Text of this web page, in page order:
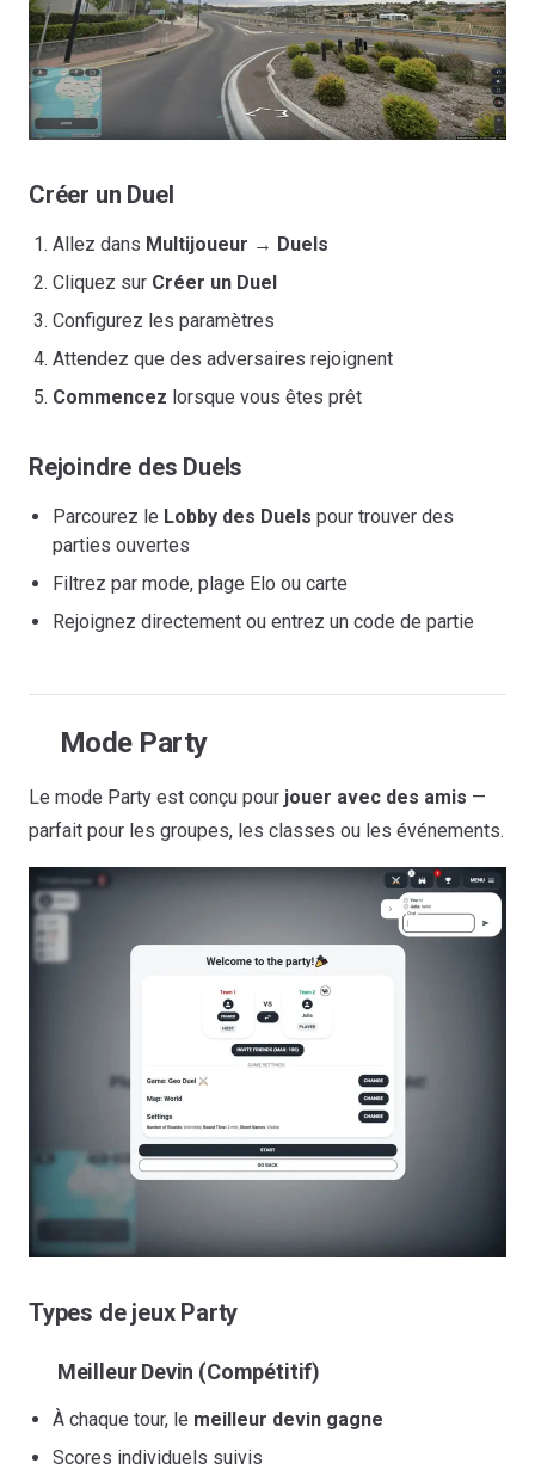
Créer un Duel
Allez dans Multijoueur → Duels
Cliquez sur Créer un Duel
Configurez les paramètres
Attendez que des adversaires rejoignent
Commencez lorsque vous êtes prêt
Rejoindre des Duels
Parcourez le Lobby des Duels pour trouver des
parties ouvertes
Filtrez par mode, plage Elo ou carte
Rejoignez directement ou entrez un code de partie
Mode Party
Le mode Party est conçu pour jouer avec des amis —
parfait pour les groupes, les classes ou les événements.
Types de jeux Party
Meilleur Devin (Compétitif)
À chaque tour, le meilleur devin gagne
Scores individuels suivis